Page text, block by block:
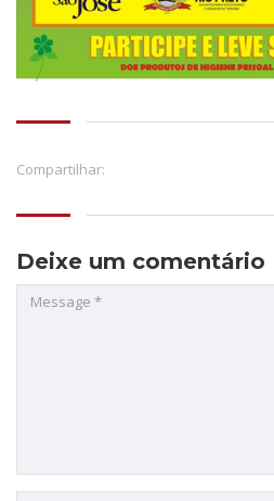
Compartilhar:
Deixe um comentário